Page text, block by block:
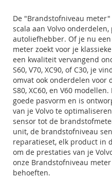
De "Brandstofniveau
scala aan Volvo
autoliefhebber. Of je nu
meter zoekt voor je
een kwaliteit vervangend
S60, V70, XC90, of C30, je
omvat ook onderdelen voor
S80, XC60, en V60
goede pasvorm en is
van je Volvo te
sensor tot de
unit, de brandstofniveau
reparatieset, elk product in
om de prestaties van je
onze Brandstofniveau
behoeften.